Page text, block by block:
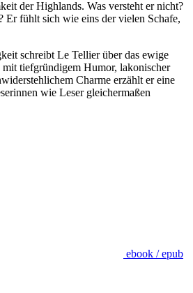
der Highlands. Was versteht er nicht?
Er fühlt sich wie eins der vielen Schafe,
schreibt Le Tellier über das ewige
mit tiefgründigem Humor, lakonischer
Charme erzählt er eine
wie Leser gleichermaßen
ebook / epub